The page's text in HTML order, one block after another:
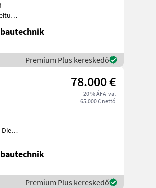
Premium Plus kereskedő
78.000 €
20 % ÁFA-val
65.000 € nettó
Premium Plus kereskedő